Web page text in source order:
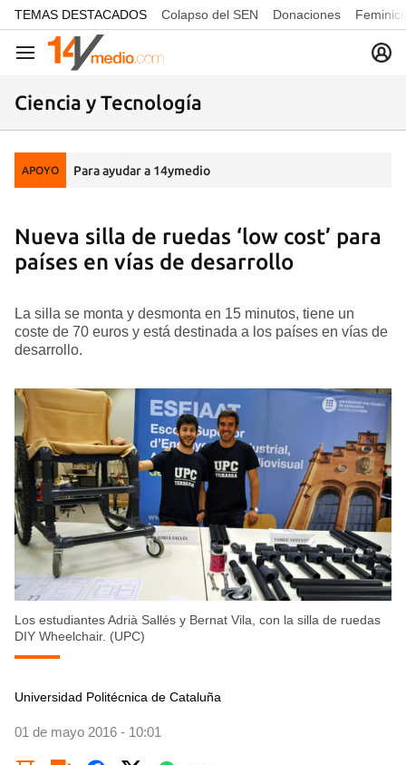
common.go-to-content
TEMAS DESTACADOS Colapso del SEN Donaciones
Navegación
Ciencia y Tecnología
APOYO Para ayudar a 14ymedio
Nueva silla de ruedas ‘low cost’ para
países en vías de desarrollo
La silla se monta y desmonta en 15 minutos, tiene un
coste de 70 euros y está destinada a los países en vías de
desarrollo.
Los estudiantes Adrià Sallés y Bernat Vila, con la silla de ruedas
DIY Wheelchair. (UPC)
Universidad Politécnica de Cataluña
01 de mayo 2016 - 10:01